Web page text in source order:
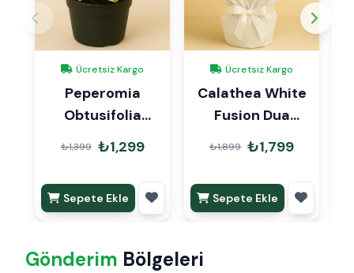
Ücretsiz Kargo
Peperomia
Obtusifolia
Albomarginata
₺1,399 ₺1,299
Sepete Ekle
Ücretsiz Kargo
Calathea White
Fusion Dua
Çiçeği Hediye
Paketli
₺1,899 ₺1,799
Sepete Ekle
Gönderim Bölgeleri